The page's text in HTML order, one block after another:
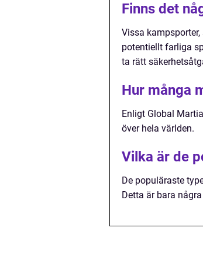
Finns det
Vissa
potentiellt farliga
ta rätt
Hur många
Enligt Global
över hela världen.
Vilka är de
De populäraste
Detta är bara